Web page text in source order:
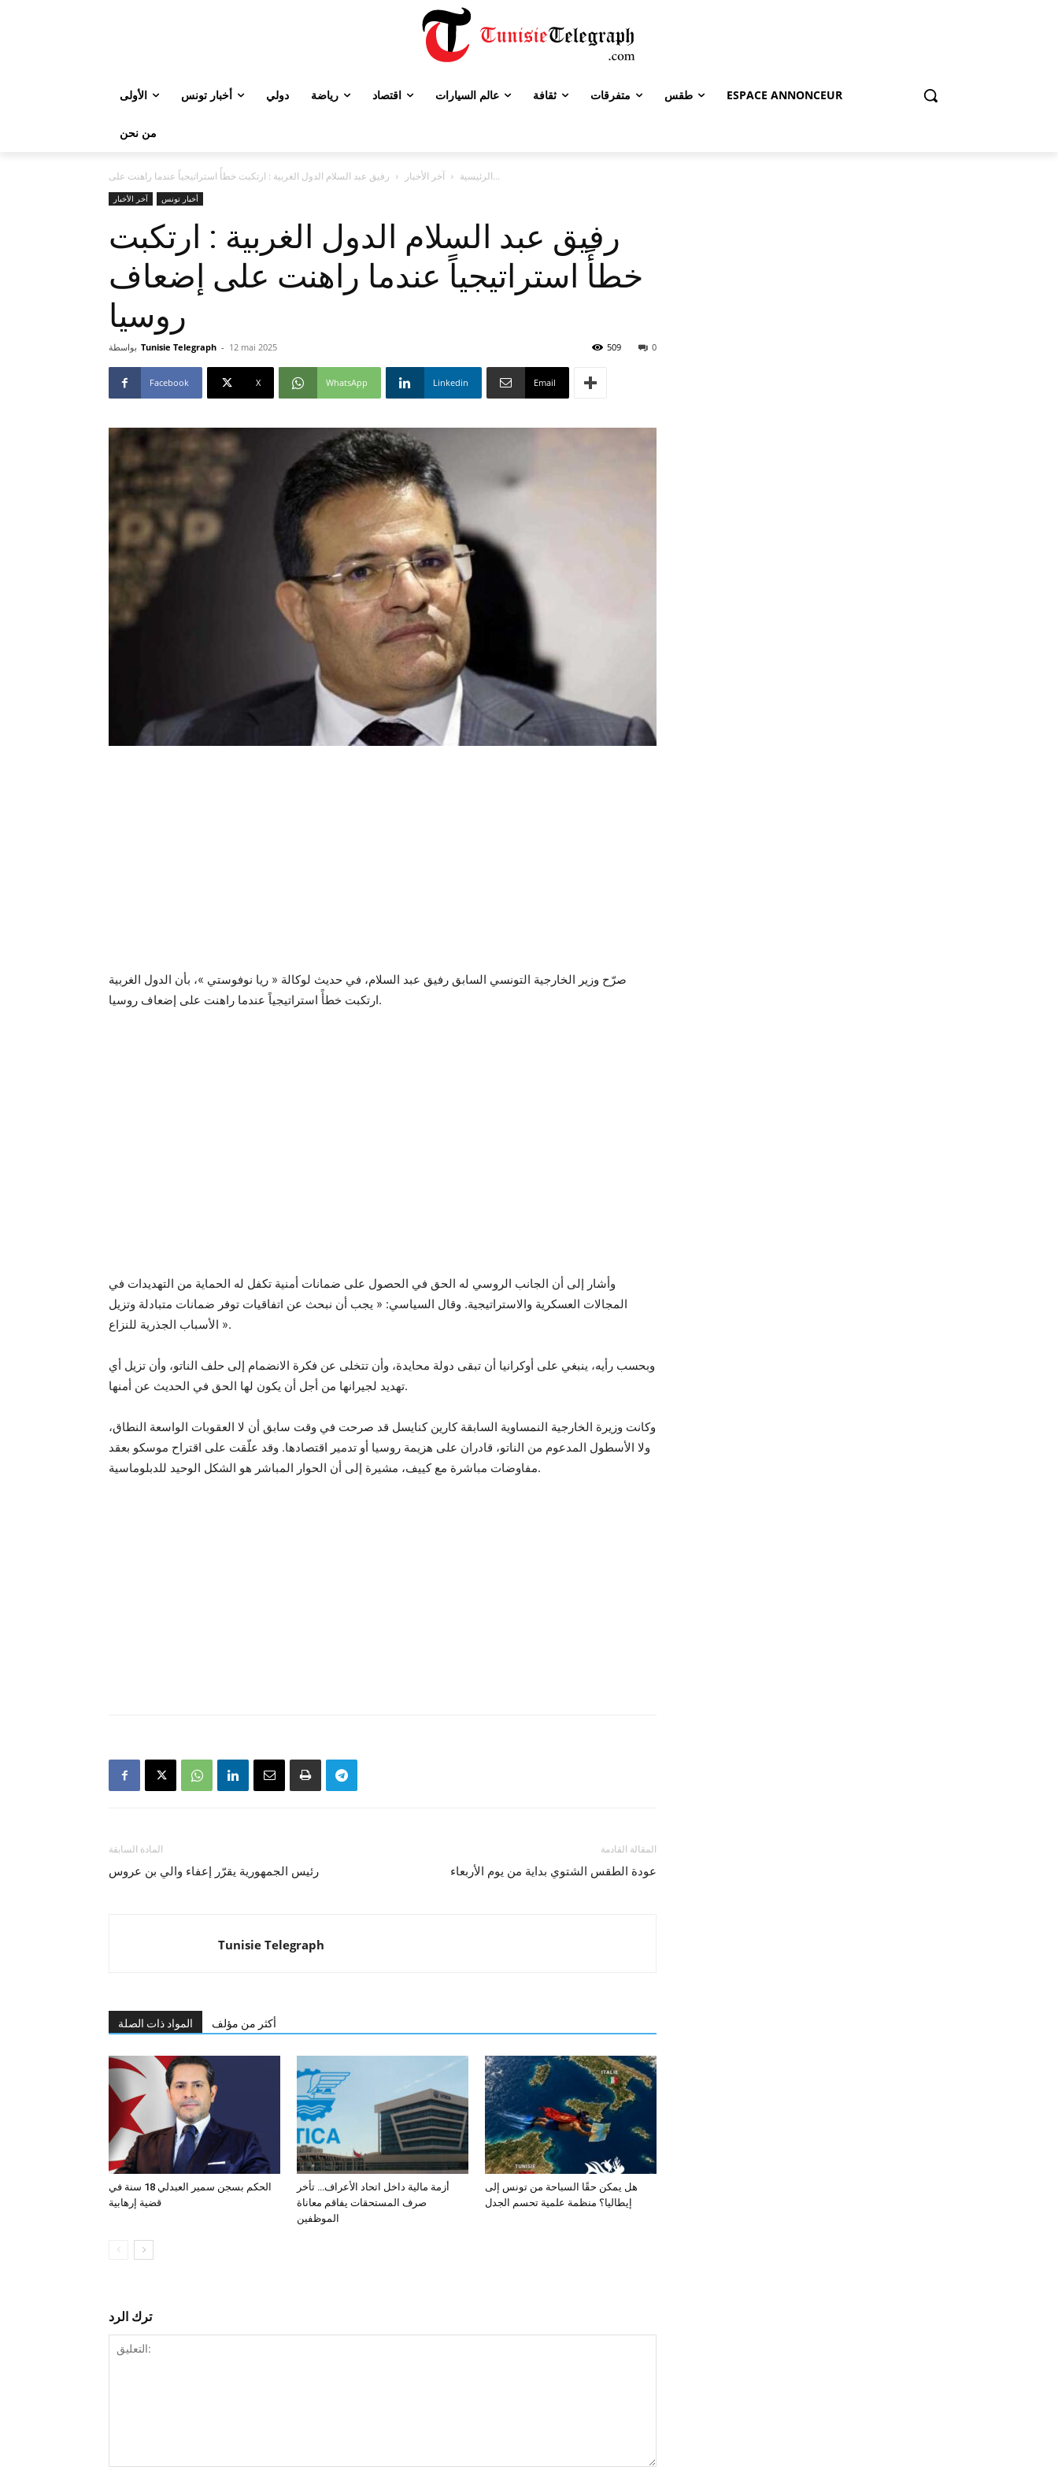
الأولى أخبار تونس دولي رياضة اقتصاد عالم السيارات ثقافة متفرقات طقس ESPACE ANNONCEUR
من نحن
الرئيسية آخر الأخبار رفيق عبد السلام الدول الغربية : ارتكبت خطأً استراتيجياً عندما راهنت على...
آخر الأخبار أخبار تونس
رفيق عبد السلام الدول الغربية : ارتكبت
خطأً استراتيجياً عندما راهنت على إضعاف
روسيا
بواسطة Tunisie Telegraph - 12 mai 2025 0
509
Facebook X WhatsApp Linkedin Email
صرّح وزير الخارجية التونسي السابق رفيق عبد السلام، في حديث لوكالة « ريا نوفوستي »، بأن الدول الغربية
ارتكبت خطأً استراتيجياً عندما راهنت على إضعاف روسيا.
وأشار إلى أن الجانب الروسي له الحق في الحصول على ضمانات أمنية تكفل له الحماية من التهديدات في
المجالات العسكرية والاستراتيجية. وقال السياسي: « يجب أن نبحث عن اتفاقيات توفر ضمانات متبادلة وتزيل
الأسباب الجذرية للنزاع ».
وبحسب رأيه، ينبغي على أوكرانيا أن تبقى دولة محايدة، وأن تتخلى عن فكرة الانضمام إلى حلف الناتو، وأن تزيل أي
تهديد لجيرانها من أجل أن يكون لها الحق في الحديث عن أمنها.
وكانت وزيرة الخارجية النمساوية السابقة كارين كنايسل قد صرحت في وقت سابق أن لا العقوبات الواسعة النطاق،
ولا الأسطول المدعوم من الناتو، قادران على هزيمة روسيا أو تدمير اقتصادها. وقد علّقت على اقتراح موسكو بعقد
مفاوضات مباشرة مع كييف، مشيرة إلى أن الحوار المباشر هو الشكل الوحيد للدبلوماسية.
المادة السابقة
رئيس الجمهورية يقرّر إعفاء والي بن عروس
المقالة القادمة
عودة الطقس الشتوي بداية من يوم الأربعاء
Tunisie Telegraph
المواد ذات الصلة أكثر من مؤلف
الحكم بسجن سمير العبدلي 18 سنة في
قضية إرهابية
أزمة مالية داخل اتحاد الأعراف… تأخر
صرف المستحقات يفاقم معاناة
الموظفين
هل يمكن حقًا السباحة من تونس إلى
إيطاليا؟ منظمة علمية تحسم الجدل
ترك الرد